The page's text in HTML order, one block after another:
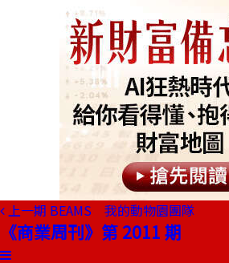
上一期 BEAMS 我的動物園團隊
《商業周刊》第 2011 期